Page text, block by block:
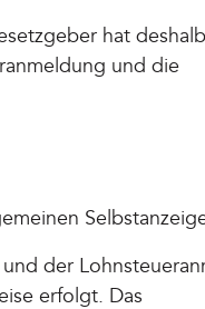
hat
und die
der
erfolgt. Das